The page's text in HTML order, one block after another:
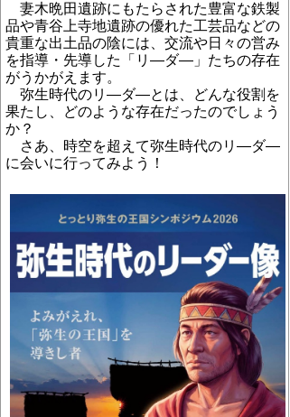
妻木晩田遺跡にもたらされた豊富な鉄製
品や青谷上寺地遺跡の優れた工芸品などの
貴重な出土品の陰には、交流や日々の営み
を指導・先導した「リ ―ダ― 」たちの存在
がうかがえます。
弥生時代のリ ―ダ―とは、どんな役割を
果たし、どのような存在だったのでしょう
か？
さあ、時空を超えて弥生時代のリ ―ダ―
に会いに行ってみよう！